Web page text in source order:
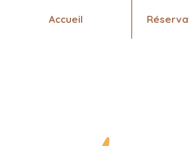
Accueil